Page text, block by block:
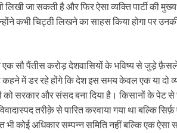
जा सकती है और फिर ऐसा व्यक्ति पार्टी की
कभी चिट्ठी लिखने का साहस किया होगा पर
एक सौ पैंतीस करोड़ देशवासियों के भविष्य से जुड़े
में डर रहे होंगे कि देश इस समय केवल एक या दो
को सरकार और संसद बना दिया है। किसानों के
तरीक़े से पारित करवाया गया था बल्कि
भी कोई अधिकार सम्पन्न समिति नहीं बल्कि एक ऐसा